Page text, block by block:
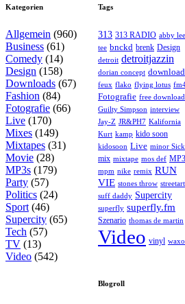
Kategorien
Allgemein (960)
Business (61)
Comedy (14)
Design (158)
Downloads (67)
Fashion (84)
Fotografie (66)
Live (170)
Mixes (149)
Mixtapes (31)
Movie (28)
MP3s (179)
Party (57)
Politics (24)
Sport (46)
Supercity (65)
Tech (57)
TV (13)
Video (542)
Tags
313 313 RADIO abby lee
tee bnckd brenk Design
detroit detroitjazzin
dorian concept download
feux flako flying lotus
Fotografie free download
Guilty Simpson interview
Jay-Z JR&PH7 Kalifornia
Kurt kamp kido soon
kidosoon Live minor Sick
mix mixtape mos def MP3
mpm nike remix RUN
VIE stones throw streetart
suff daddy Supercity
superfly superfly.fm
Szenario thomas de martin
Video vinyl
Blogroll